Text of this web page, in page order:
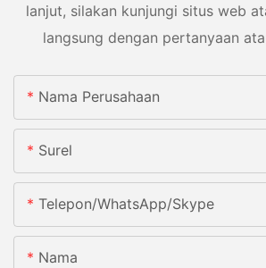
lanjut, silakan kunjungi situs web
langsung dengan pertanyaan
Nama Perusahaan
Surel
Telepon/WhatsApp/Skype
Nama